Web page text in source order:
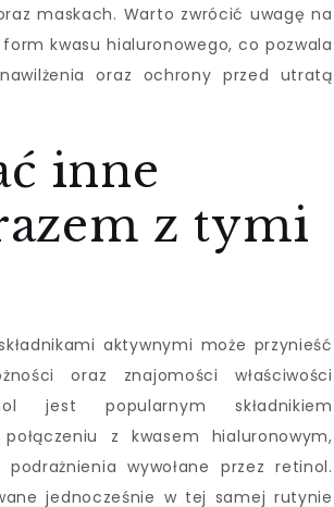
maskach. Warto zwrócić uwagę na
kwasu hialuronowego, co pozwala
oraz ochrony przed utratą
inne
z tymi
aktywnymi może przynieść
oraz znajomości właściwości
jest popularnym składnikiem
z kwasem hialuronowym,
wywołane przez retinol.
jednocześnie w tej samej rutynie